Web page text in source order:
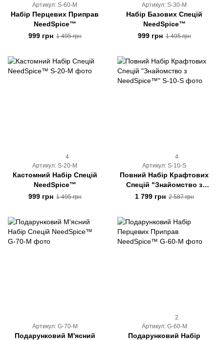
Артикул: S-60-M
Набір Перцевих Приправ
NeedSpice™
999 грн 1 495 грн
Артикул: S-30-M
Набір Базових Спецій
NeedSpice™
999 грн 1 495 грн
4
Артикул: S-20-M
Кастомний Набір Спецій
NeedSpice™
999 грн 1 495 грн
4
Артикул: S-10-S
Повний Набір Крафтових
Спецій "Знайомство з
NeedSpice™"
1 799 грн 2 587 грн
Артикул: G-70-M
Подарунковий М'ясний
2
Артикул: G-60-M
Подарунковий Набір